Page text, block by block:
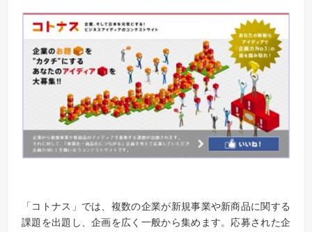
「コトナス」では、複数の企業が新規事業や新商品に関する
課題を出題し、企画を広く一般から集めます。応募された企